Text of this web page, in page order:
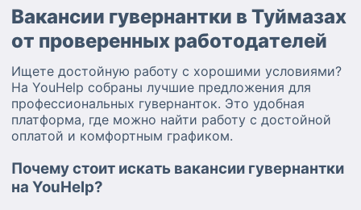
Вакансии гувернантки в Туймазах
от проверенных работодателей
Ищете достойную работу с хорошими условиями?
На YouHelp собраны лучшие предложения для
профессиональных гувернанток. Это удобная
платформа, где можно найти работу с достойной
оплатой и комфортным графиком.
Почему стоит искать вакансии гувернантки
на YouHelp?